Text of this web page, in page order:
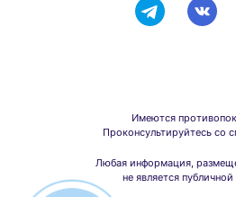
Имеются
Проконсультируйтесь со
Любая информация,
не является